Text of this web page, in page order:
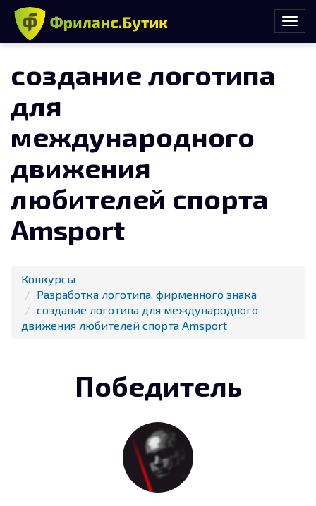
создание логотипа
для
международного
движения
любителей спорта
Amsport
Конкурсы
Разработка логотипа, фирменного знака
создание логотипа для международного
движения любителей спорта Amsport
Победитель